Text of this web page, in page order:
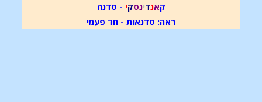
קאנדינסקי - סדנה
ראה: סדנאות - חד פעמי